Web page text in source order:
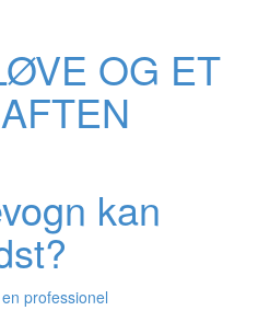
OG ET
kan